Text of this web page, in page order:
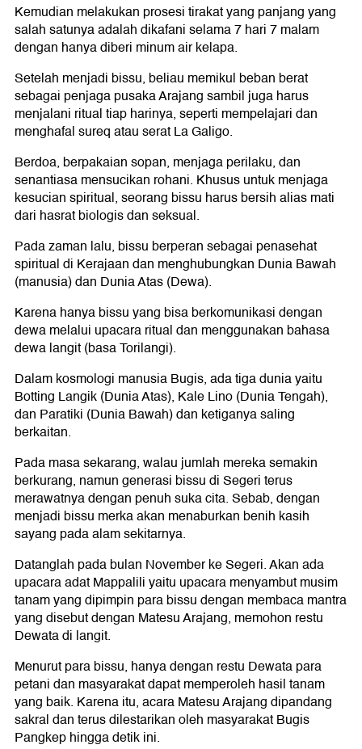
Kemudian melakukan prosesi tirakat yang panjang yang
salah satunya adalah dikafani selama 7 hari 7 malam
dengan hanya diberi minum air kelapa.
Setelah menjadi bissu, beliau memikul beban berat
sebagai penjaga pusaka Arajang sambil juga harus
menjalani ritual tiap harinya, seperti mempelajari dan
menghafal sureq atau serat La Galigo.
Berdoa, berpakaian sopan, menjaga perilaku, dan
senantiasa mensucikan rohani. Khusus untuk menjaga
kesucian spiritual, seorang bissu harus bersih alias mati
dari hasrat biologis dan seksual.
Pada zaman lalu, bissu berperan sebagai penasehat
spiritual di Kerajaan dan menghubungkan Dunia Bawah
(manusia) dan Dunia Atas (Dewa).
Karena hanya bissu yang bisa berkomunikasi dengan
dewa melalui upacara ritual dan menggunakan bahasa
dewa langit (basa Torilangi).
Dalam kosmologi manusia Bugis, ada tiga dunia yaitu
Botting Langik (Dunia Atas), Kale Lino (Dunia Tengah),
dan Paratiki (Dunia Bawah) dan ketiganya saling
berkaitan.
Pada masa sekarang, walau jumlah mereka semakin
berkurang, namun generasi bissu di Segeri terus
merawatnya dengan penuh suka cita. Sebab, dengan
menjadi bissu merka akan menaburkan benih kasih
sayang pada alam sekitarnya.
Datanglah pada bulan November ke Segeri. Akan ada
upacara adat Mappalili yaitu upacara menyambut musim
tanam yang dipimpin para bissu dengan membaca mantra
yang disebut dengan Matesu Arajang, memohon restu
Dewata di langit.
Menurut para bissu, hanya dengan restu Dewata para
petani dan masyarakat dapat memperoleh hasil tanam
yang baik. Karena itu, acara Matesu Arajang dipandang
sakral dan terus dilestarikan oleh masyarakat Bugis
Pangkep hingga detik ini.